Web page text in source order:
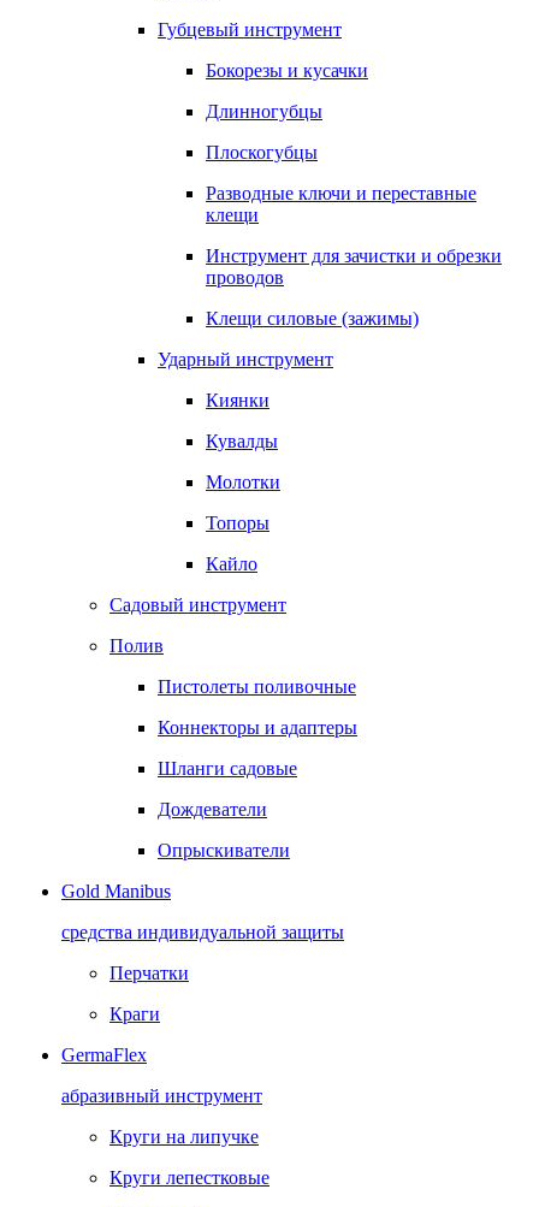
Губцевый инструмент
Бокорезы и кусачки
Длинногубцы
Плоскогубцы
Разводные ключи и переставные
клещи
Инструмент для зачистки и обрезки
проводов
Клещи силовые (зажимы)
Ударный инструмент
Киянки
Кувалды
Молотки
Топоры
Кайло
Садовый инструмент
Полив
Пистолеты поливочные
Коннекторы и адаптеры
Шланги садовые
Дождеватели
Опрыскиватели
Gold Manibus
средства индивидуальной защиты
Перчатки
Краги
GermaFlex
абразивный инструмент
Круги на липучке
Круги лепестковые